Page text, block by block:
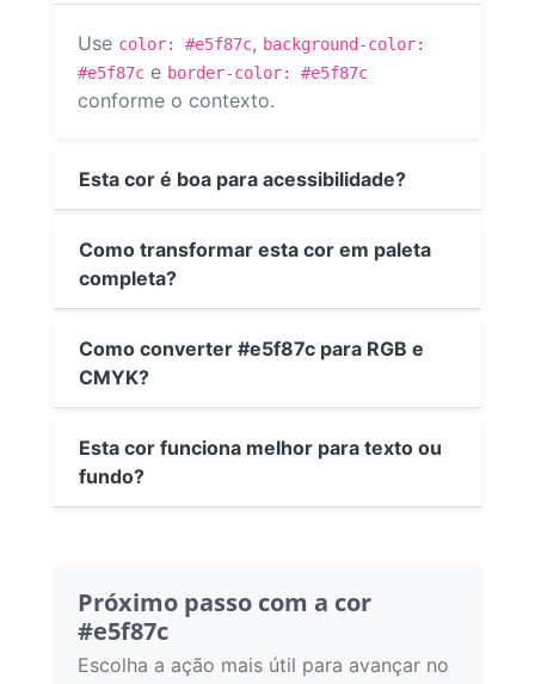
Use color: #e5f87c, background-color:
#e5f87c e border-color: #e5f87c
conforme o contexto.
Esta cor é boa para acessibilidade?
Como transformar esta cor em paleta
completa?
Como converter #e5f87c para RGB e
CMYK?
Esta cor funciona melhor para texto ou
fundo?
Próximo passo com a cor
#e5f87c
Escolha a ação mais útil para avançar no